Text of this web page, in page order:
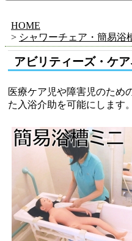
HOME
> シャワーチェア・簡易浴
アビリティーズ・ケ
医療ケア児や障害児のため
た入浴介助を可能にします